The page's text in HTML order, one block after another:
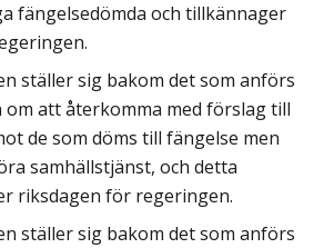
fängelsedömda och tillkännager
ställer sig bakom det som anförs
om att återkomma med förslag till
de som döms till fängelse men
samhällstjänst, och detta
riksdagen för regeringen.
ställer sig bakom det som anförs